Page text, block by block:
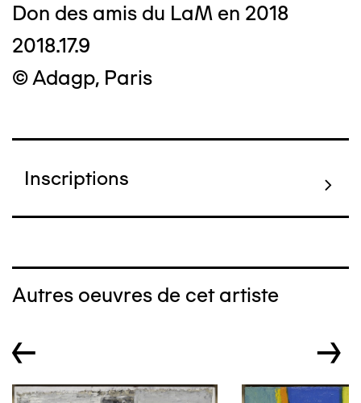
Don des amis du LaM en 2018
2018.17.9
© Adagp, Paris
Inscriptions
Autres oeuvres de cet artiste
← →